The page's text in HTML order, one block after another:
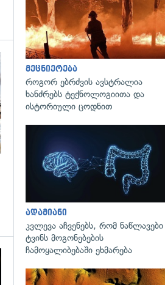
გადახედვა
მეცნიერება
როგორ ებრძვის ავსტრალია
ხანძრებს ტექნოლოგიითა და
ისტორიული ცოდნით
ადამიანი
კვლევა აჩვენებს, რომ ნაწლავები
ტვინს მოგონებების
ჩამოყალიბებაში ეხმარება